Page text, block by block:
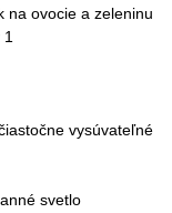
na ovocie a zeleninu
vysúvateľné
svetlo